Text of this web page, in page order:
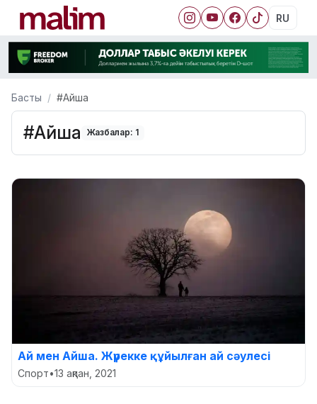
RU
Басты #Айша
#Айша Жазбалар: 1
Ай мен Айша. Жүрекке құйылған ай сәулесі
Спорт•13 ақпан, 2021